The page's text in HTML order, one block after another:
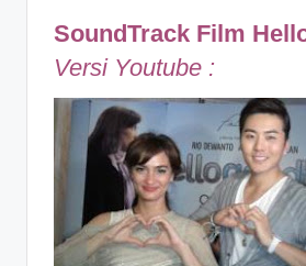
SoundTrack Film
Versi Youtube :